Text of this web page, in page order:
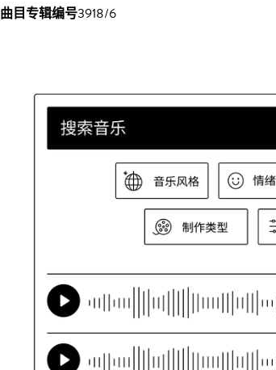
曲目专辑编号3918/6